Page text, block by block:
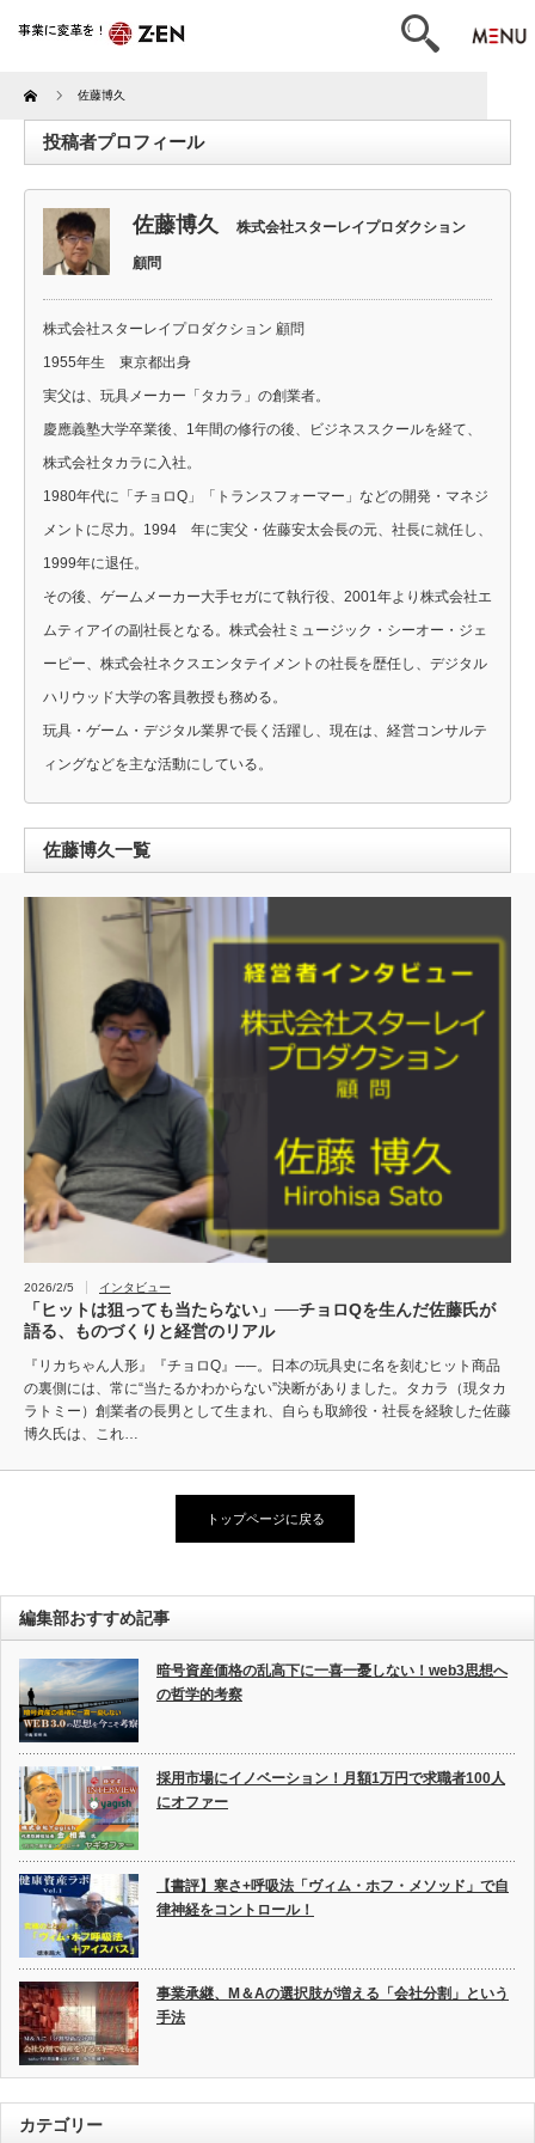
Home 佐藤博久
投稿者プロフィール
佐藤博久 株式会社スターレイプロダクション
顧問
株式会社スターレイプロダクション 顧問
1955年生 東京都出身
実父は、玩具メーカー「タカラ」の創業者。
慶應義塾大学卒業後、1年間の修行の後、ビジネススクールを経て、
株式会社タカラに入社。
1980年代に「チョロQ」「トランスフォーマー」などの開発・マネジ
メントに尽力。1994 年に実父・佐藤安太会長の元、社長に就任し、
1999年に退任。
その後、ゲームメーカー大手セガにて執行役、2001年より株式会社エ
ムティアイの副社長となる。株式会社ミュージック・シーオー・ジェ
ーピー、株式会社ネクスエンタテイメントの社長を歴任し、デジタル
ハリウッド大学の客員教授も務める。
玩具・ゲーム・デジタル業界で長く活躍し、現在は、経営コンサルテ
ィングなどを主な活動にしている。
佐藤博久一覧
2026/2/5 インタビュー
「ヒットは狙っても当たらない」──チョロQを生んだ佐藤氏が
語る、ものづくりと経営のリアル
『リカちゃん人形』『チョロQ』──。日本の玩具史に名を刻むヒット商品
の裏側には、常に“当たるかわからない”決断がありました。タカラ（現タカ
ラトミー）創業者の長男として生まれ、自らも取締役・社長を経験した佐藤
博久氏は、これ…
トップページに戻る
編集部おすすめ記事
暗号資産価格の乱高下に一喜一憂しない！web3思想へ
の哲学的考察
採用市場にイノベーション！月額1万円で求職者100人
にオファー
【書評】寒さ+呼吸法「ヴィム・ホフ・メソッド」で自
律神経をコントロール！
事業承継、M＆Aの選択肢が増える「会社分割」という
手法
カテゴリー